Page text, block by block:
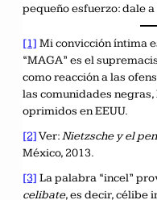
pequeño esfuerzo: dale
[1] Mi convicción íntima
“MAGA” es el
como reacción a las
las comunidades
oprimidos en EEUU.
[2]Ver:Nietzsche y el
México, 2013.
[3] La palabra “incel”
celibate, es decir, célibe